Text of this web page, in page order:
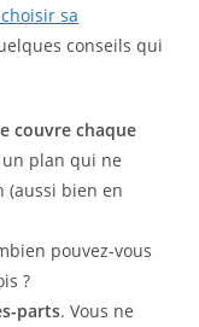
sa
conseils qui
couvre chaque
plan qui ne
(aussi bien en
pouvez-vous
?
parts. Vous ne